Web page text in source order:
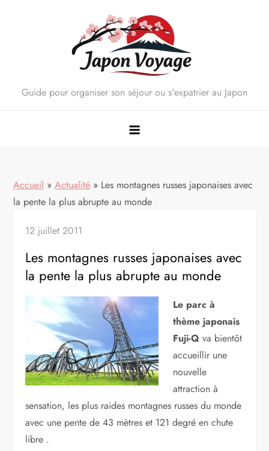
Guide pour organiser son séjour ou s'expatrier au Japon
Accueil » Actualité » Les montagnes russes japonaises avec
la pente la plus abrupte au monde
12 juillet 2011
Les montagnes russes japonaises avec
la pente la plus abrupte au monde
Le parc à
thème japonais
Fuji-Q va bientôt
accueillir une
nouvelle
attraction à
sensation, les plus raides montagnes russes du monde
avec une pente de 43 mètres et 121 degré en chute
libre .